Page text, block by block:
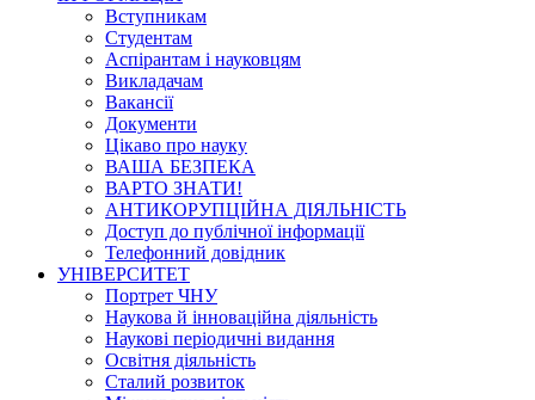
Вступникам
Студентам
Аспірантам і науковцям
Викладачам
Вакансії
Документи
Цікаво про науку
ВАША БЕЗПЕКА
ВАРТО ЗНАТИ!
АНТИКОРУПЦІЙНА ДІЯЛЬНІСТЬ
Доступ до публічної інформації
Телефонний довідник
УНІВЕРСИТЕТ
Портрет ЧНУ
Наукова й інноваційна діяльність
Наукові періодичні видання
Освітня діяльність
Сталий розвиток